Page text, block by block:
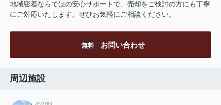
地域密着ならではの安心サポートで、売却をご検討の方にも丁寧
にご対応いたします。ぜひお気軽にご相談ください。
無料 お問い合わせ
周辺施設